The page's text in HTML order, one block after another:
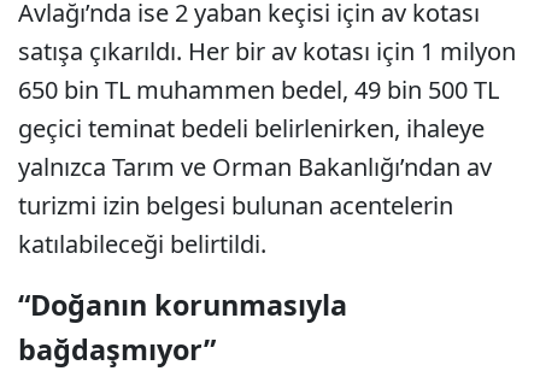
Avlağı’nda ise 2 yaban keçisi için av kotası
satışa çıkarıldı. Her bir av kotası için 1 milyon
650 bin TL muhammen bedel, 49 bin 500 TL
geçici teminat bedeli belirlenirken, ihaleye
yalnızca Tarım ve Orman Bakanlığı’ndan av
turizmi izin belgesi bulunan acentelerin
katılabileceği belirtildi.
“Doğanın korunmasıyla
bağdaşmıyor”